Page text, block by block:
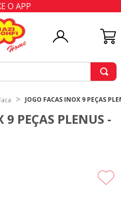
O APP
JOGO FACAS INOX 9 PEÇAS
9 PEÇAS PLENUS -